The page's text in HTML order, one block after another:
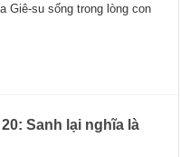
Giê-su sống trong lòng con
Sanh lại nghĩa là